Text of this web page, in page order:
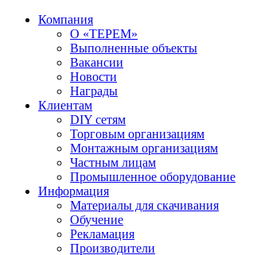
Компания
О «ТЕРЕМ»
Выполненные объекты
Вакансии
Новости
Награды
Клиентам
DIY сетям
Торговым организациям
Монтажным организациям
Частным лицам
Промышленное оборудование
Информация
Материалы для скачивания
Обучение
Рекламация
Производители